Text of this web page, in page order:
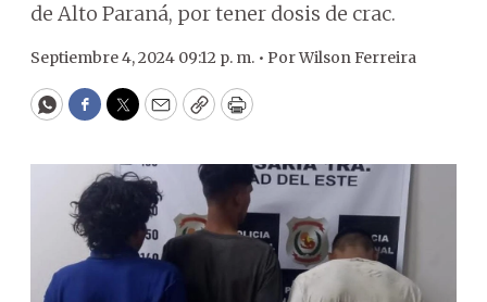
de Alto Paraná, por tener dosis de crac.
Septiembre 4, 2024 09:12 p. m. • PorWilson Ferreira
WhatsApp
Facebook
Twitter
EmailCopyPrint